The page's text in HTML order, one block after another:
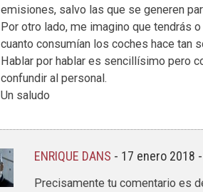
emisiones, salvo las que se generen
Por otro lado, me imagino que tendrás
cuanto consumían los coches hace tan
Hablar por hablar es sencillísimo pero
confundir al personal.
Un saludo
ENRIQUE DANS - 17 enero 2018
Precisamente tu comentario es